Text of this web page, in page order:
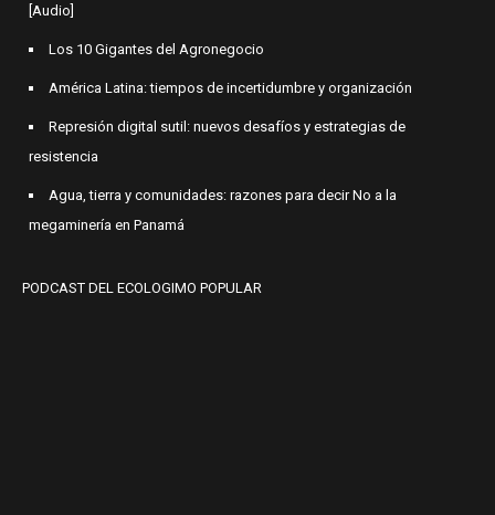
[Audio]
Los 10 Gigantes del Agronegocio
América Latina: tiempos de incertidumbre y organización
Represión digital sutil: nuevos desafíos y estrategias de
resistencia
Agua, tierra y comunidades: razones para decir No a la
megaminería en Panamá
PODCAST DEL ECOLOGIMO POPULAR